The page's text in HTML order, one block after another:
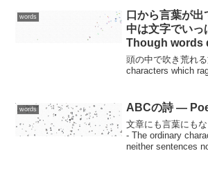
words
口から言葉が
中は文字でい
Though words
of the mouth,
characters in
頭の中で吹き荒れ
characters which
words ABCの詩 —
文章にも言葉にも
- The ordinary
neither sentences